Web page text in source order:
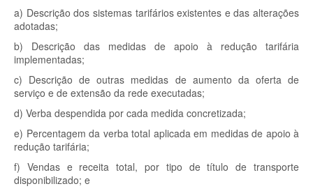
a) Descrição dos sistemas tarifários existentes e das alterações
adotadas;
b) Descrição das medidas de apoio à redução tarifária
implementadas;
c) Descrição de outras medidas de aumento da oferta de
serviço e de extensão da rede executadas;
d) Verba despendida por cada medida concretizada;
e) Percentagem da verba total aplicada em medidas de apoio à
redução tarifária;
f) Vendas e receita total, por tipo de título de transporte
disponibilizado; e